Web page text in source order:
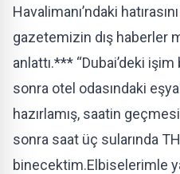
Havalimanı’ndaki
gazetemizin dış haberler
anlattı.*** “Dubai’deki
sonra otel odasındaki
hazırlamış, saatin
sonra saat üç sularında
binecektim.Elbiselerimle